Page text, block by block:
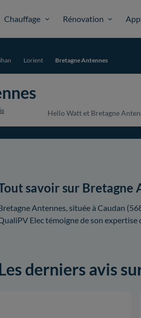
Chauffage Rénovation
Lorient Bretagne Antennes
Hello Watt et Bretagne
savoir sur Bretagne
Antennes, située à Caudan
Elec témoigne de son expertise
derniers avis